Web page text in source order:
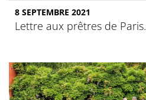
8 SEPTEMBRE 2021
Lettre aux prêtres de Paris.